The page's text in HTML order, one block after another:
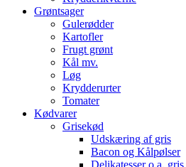
Grøntsager
Gulerødder
Kartofler
Frugt grønt
Kål mv.
Løg
Krydderurter
Tomater
Kødvarer
Grisekød
Udskæring af gris
Bacon og Kålpølser
Delikatesser o.a. gris